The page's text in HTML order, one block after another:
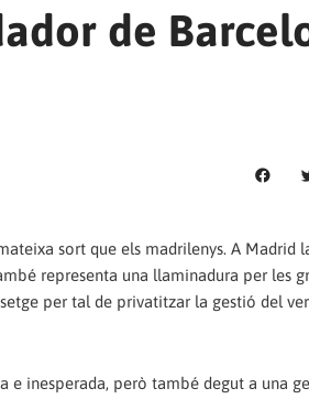
de
sort que els madrilenys. A Madrid
representa una llaminadura per les
per tal de privatitzar la gestió del
e inesperada, però també degut a una